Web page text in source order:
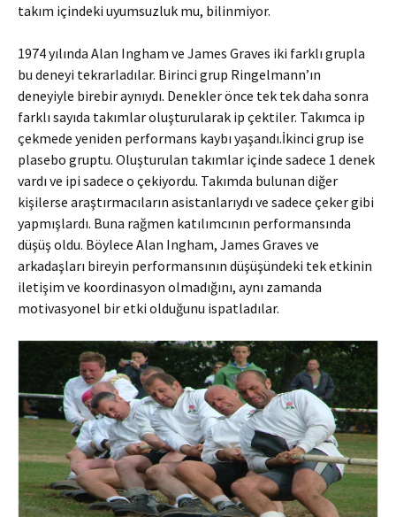
takım içindeki uyumsuzluk mu, bilinmiyor.
1974 yılında Alan Ingham ve James Graves iki farklı grupla
bu deneyi tekrarladılar. Birinci grup Ringelmann’ın
deneyiyle birebir aynıydı. Denekler önce tek tek daha sonra
farklı sayıda takımlar oluşturularak ip çektiler. Takımca ip
çekmede yeniden performans kaybı yaşandı.İkinci grup ise
plasebo gruptu. Oluşturulan takımlar içinde sadece 1 denek
vardı ve ipi sadece o çekiyordu. Takımda bulunan diğer
kişilerse araştırmacıların asistanlarıydı ve sadece çeker gibi
yapmışlardı. Buna rağmen katılımcının performansında
düşüş oldu. Böylece Alan Ingham, James Graves ve
arkadaşları bireyin performansının düşüşündeki tek etkinin
iletişim ve koordinasyon olmadığını, aynı zamanda
motivasyonel bir etki olduğunu ispatladılar.